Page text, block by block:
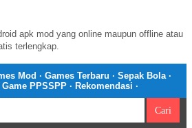
apk mod yang online maupun offline atau
terlengkap.
Mod · Games Terbaru · Sepak Bola·
Game PPSSPP· Rekomendasi ·